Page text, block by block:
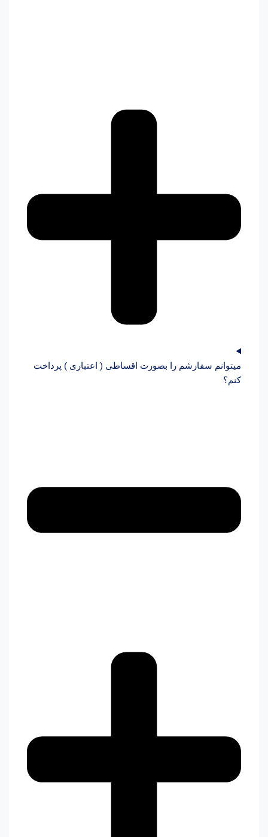
میتوانم سفارشم را بصورت اقساطی ( اعتباری ) پرداخت
کنم؟